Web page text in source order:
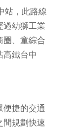
站，此路線
過幼獅工業
圈、童綜合
高鐵台中
便捷的交通
間規劃快速